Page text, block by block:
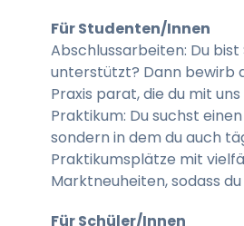
Für Studenten/Innen
Abschlussarbeiten: Du
unterstützt? Dann bewirb
Praxis parat, die du mit
Praktikum: Du suchst
sondern in dem du auch
Praktikumsplätze mit
Marktneuheiten, sodass
Für Schüler/Innen